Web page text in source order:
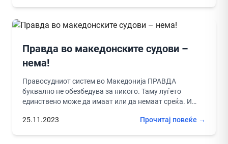
Правда во македонските судови –
нема!
Правосудниот систем во Македонија ПРАВДА
буквално не обезбедува за никого. Таму луѓето
единствено може да имаат или да немаат среќа. И
25.11.2023
Прочитај повеќе →